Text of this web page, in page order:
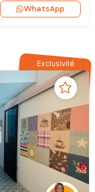
WhatsApp
Exclusivité